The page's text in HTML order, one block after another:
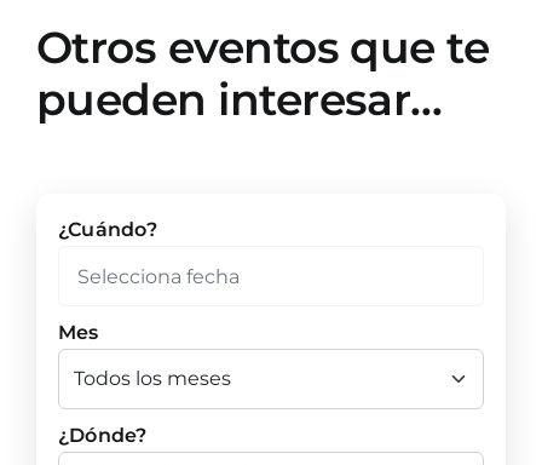
Otros eventos que te
pueden interesar…
¿Cuándo?
Mes
¿Dónde?